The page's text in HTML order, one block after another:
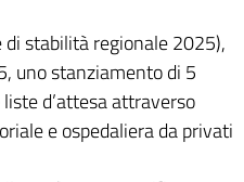
stabilità regionale 2025),
uno stanziamento di 5
d’attesa attraverso
e ospedaliera da privati